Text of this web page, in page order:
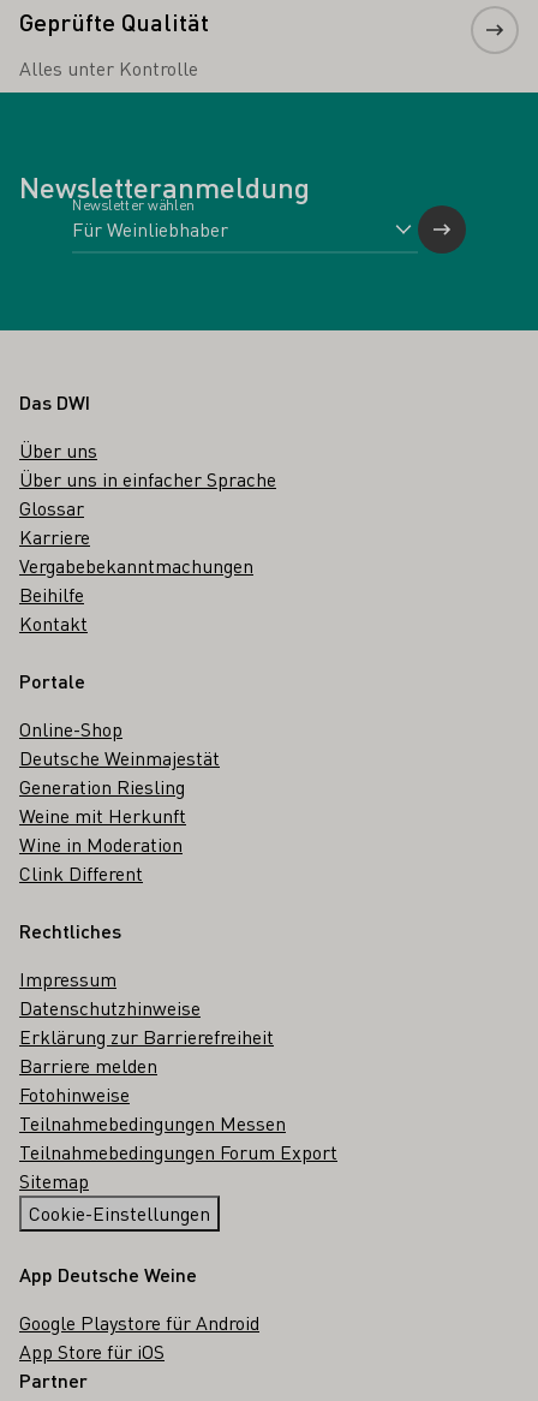
Geprüfte Qualität
Alles unter Kontrolle
Newsletteranmeldung
Newsletter wählen
Fußbereich
Das DWI
Über uns
Über uns in einfacher Sprache
Glossar
Karriere
Vergabebekanntmachungen
Beihilfe
Kontakt
Portale
Online-Shop
Deutsche Weinmajestät
Generation Riesling
Weine mit Herkunft
Wine in Moderation
Clink Different
Rechtliches
Impressum
Datenschutzhinweise
Erklärung zur Barrierefreiheit
Barriere melden
Fotohinweise
Teilnahmebedingungen Messen
Teilnahmebedingungen Forum Export
Sitemap
Cookie-Einstellungen
App Deutsche Weine
Google Playstore für Android
App Store für iOS
Partner